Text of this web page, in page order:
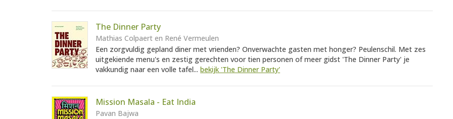
The Dinner Party
Mathias Colpaert en René Vermeulen
Een zorgvuldig gepland diner met vrienden? Onverwachte gasten met honger? Peulenschil. Met zes
uitgekiende menu's en zestig gerechten voor tien personen of meer gidst 'The Dinner Party' je
vakkundig naar een volle tafel... bekijk 'The Dinner Party'
Mission Masala - Eat India
Pavan Bajwa